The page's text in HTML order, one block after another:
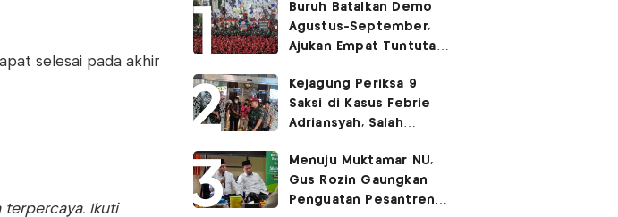
selesai pada akhir
terpercaya. Ikuti
Buruh Batalkan Demo
Agustus-September,
Ajukan Empat Tuntutan
Kejagung Periksa 9
Saksi di Kasus Febrie
Adriansyah, Salah
Menuju Muktamar NU,
Gus Rozin Gaungkan
Penguatan Pesantren